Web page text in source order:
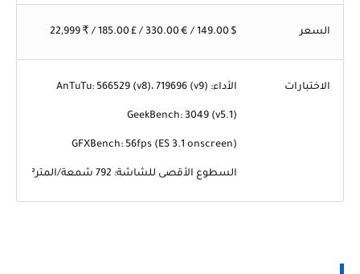
السعر $ 149.00 / € 330.00 / £ 185.00 / ₹ 22,999
الاختبارات الأداء: AnTuTu: 566529 (v8)، 719696 (v9)
GeekBench: 3049 (v5.1)
GFXBench: 56fps (ES 3.1 onscreen)
السطوع الأقصى للشاشة: 792 شمعة/المتر²